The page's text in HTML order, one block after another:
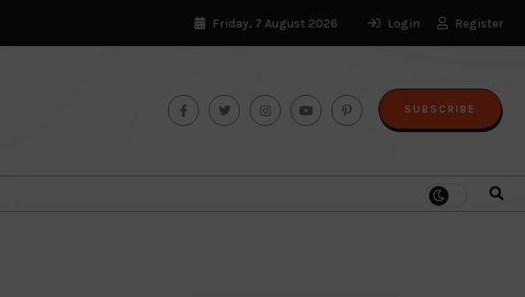
Friday, 7 August 2026 Login Register
SUBSCRIBE